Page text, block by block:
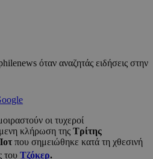
όταν αναζητάς ειδήσεις στην
οι τυχεροί
κλήρωση της Τρίτης
που σημειώθηκε κατά τη χθεσινή
του Τζόκερ.